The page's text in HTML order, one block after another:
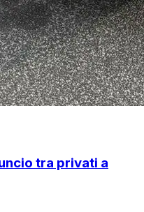
tra privati a